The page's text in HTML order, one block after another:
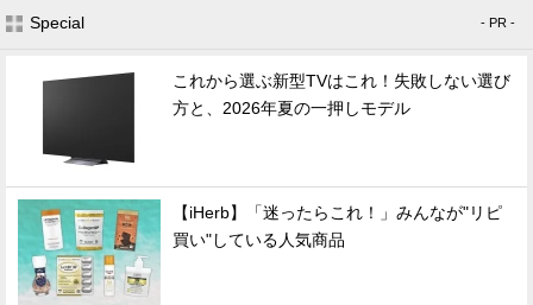
Special - PR -
これから選ぶ新型TVはこれ！失敗しない選び
方と、2026年夏の一押しモデル
【iHerb】「迷ったらこれ！」みんなが"リピ
買い"している人気商品